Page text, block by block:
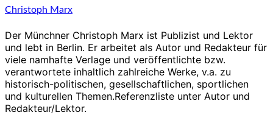
Christoph Marx
Der Münchner Christoph Marx ist Publizist und Lektor
und lebt in Berlin. Er arbeitet als Autor und Redakteur für
viele namhafte Verlage und veröffentlichte bzw.
verantwortete inhaltlich zahlreiche Werke, v.a. zu
historisch-politischen, gesellschaftlichen, sportlichen
und kulturellen Themen.Referenzliste unter Autor und
Redakteur/Lektor.